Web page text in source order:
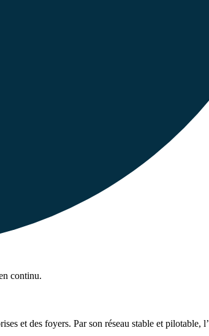
continu.
et des foyers. Par son réseau stable et pilotable,